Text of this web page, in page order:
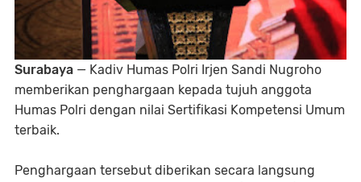
Surabaya — Kadiv Humas Polri Irjen Sandi Nugroho
memberikan penghargaan kepada tujuh anggota
Humas Polri dengan nilai Sertifikasi Kompetensi Umum
terbaik.
Penghargaan tersebut diberikan secara langsung